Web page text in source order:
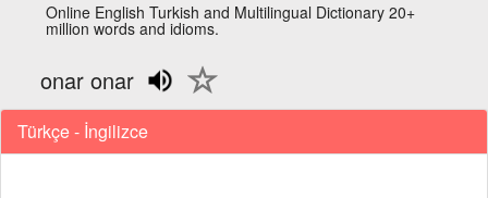
Online English Turkish and Multilingual Dictionary 20+
million words and idioms.
onar onar
Türkçe - İngilizce